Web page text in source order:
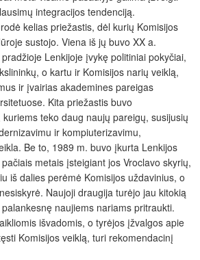
integracijos tendenciją.
kelias priežastis, dėl kurių Komisijos
sustojo. Viena iš jų buvo XX a.
Lenkijoje įvykę politiniai pokyčiai,
o kartu ir Komisijos narių veiklą,
ir įvairias akademines pareigas
Kita priežastis buvo
teko daug naujų pareigų, susijusių
ir kompiuterizavimu,
Be to, 1989 m. buvo įkurta Lenkijos
metais įsteigiant jos Vroclavo skyrių,
iš dalies perėmė Komisijos uždavinius, o
Naujoji draugija turėjo jau kitokią
naujiems nariams pritraukti.
išvadomis, o tyrėjos įžvalgos apie
Komisijos veiklą, turi rekomendacinį